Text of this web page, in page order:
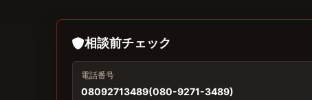
相談前チェック
電話番号
08092713489(080-9271-3489)